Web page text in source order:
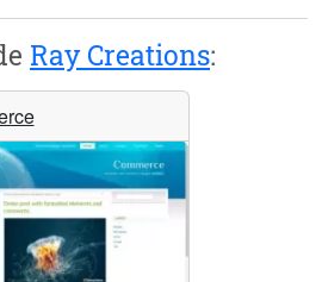
Ray Creations: